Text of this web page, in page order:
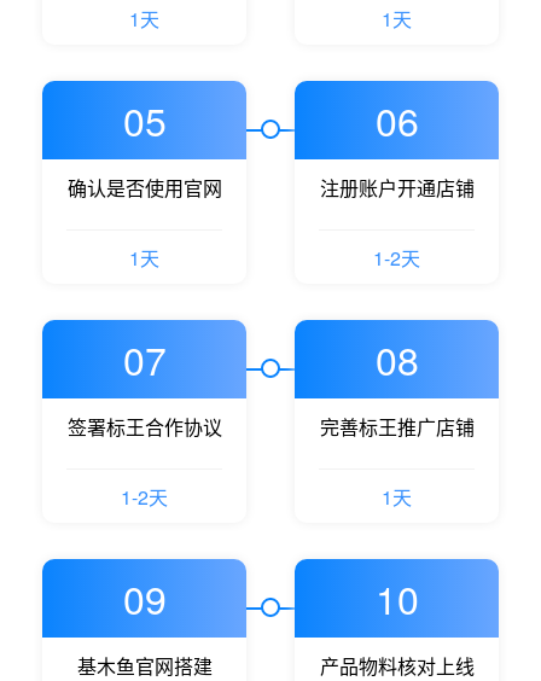
1天 1天
05
确认是否使用官网
1天
06
注册账户开通店铺
1-2天
07
签署标王合作协议
1-2天
08
完善标王推广店铺
1天
09
基木鱼官网搭建
10
产品物料核对上线